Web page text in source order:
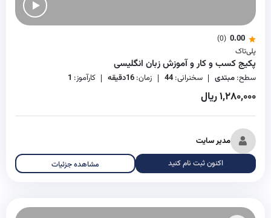
0.00
(0)
پلی‌تاک
پکیج کسب و کار و آموزش زبان انگلیسی
سطح: مبتدی سخنرانی:44 زمان: 16دقیقه کارآموز: 1
۱,۲۸۰,۰۰۰ ریال
مدیر سایت
اکنون ثبت نام کنید
مشاهده جزئیات